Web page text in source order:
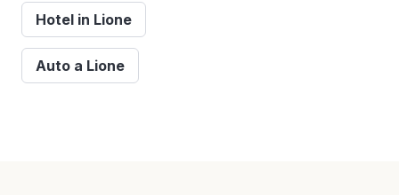
Hotel in Lione
Auto a Lione